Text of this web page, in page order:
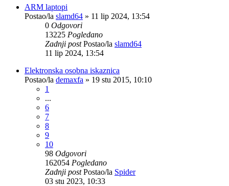
ARM laptopi
Postao/la slamd64 » 11 lip 2024, 13:54
0 Odgovori
13225 Pogledano
Zadnji postPostao/la slamd64
11 lip 2024, 13:54
Elektronska osobna iskaznica
Postao/la demaxfa » 19 stu 2015, 10:10
1
...
6
7
8
9
10
98 Odgovori
162054 Pogledano
Zadnji postPostao/la Spider
03 stu 2023, 10:33